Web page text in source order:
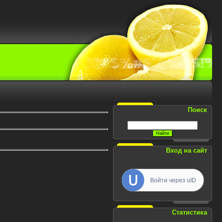
Поиск
Вход на сайт
Войти через uID
Статистика